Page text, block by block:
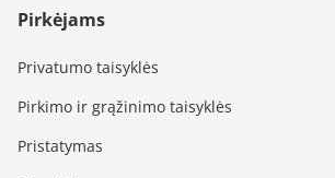
Pirkėjams
Privatumo taisyklės
Pirkimo ir grąžinimo taisyklės
Pristatymas